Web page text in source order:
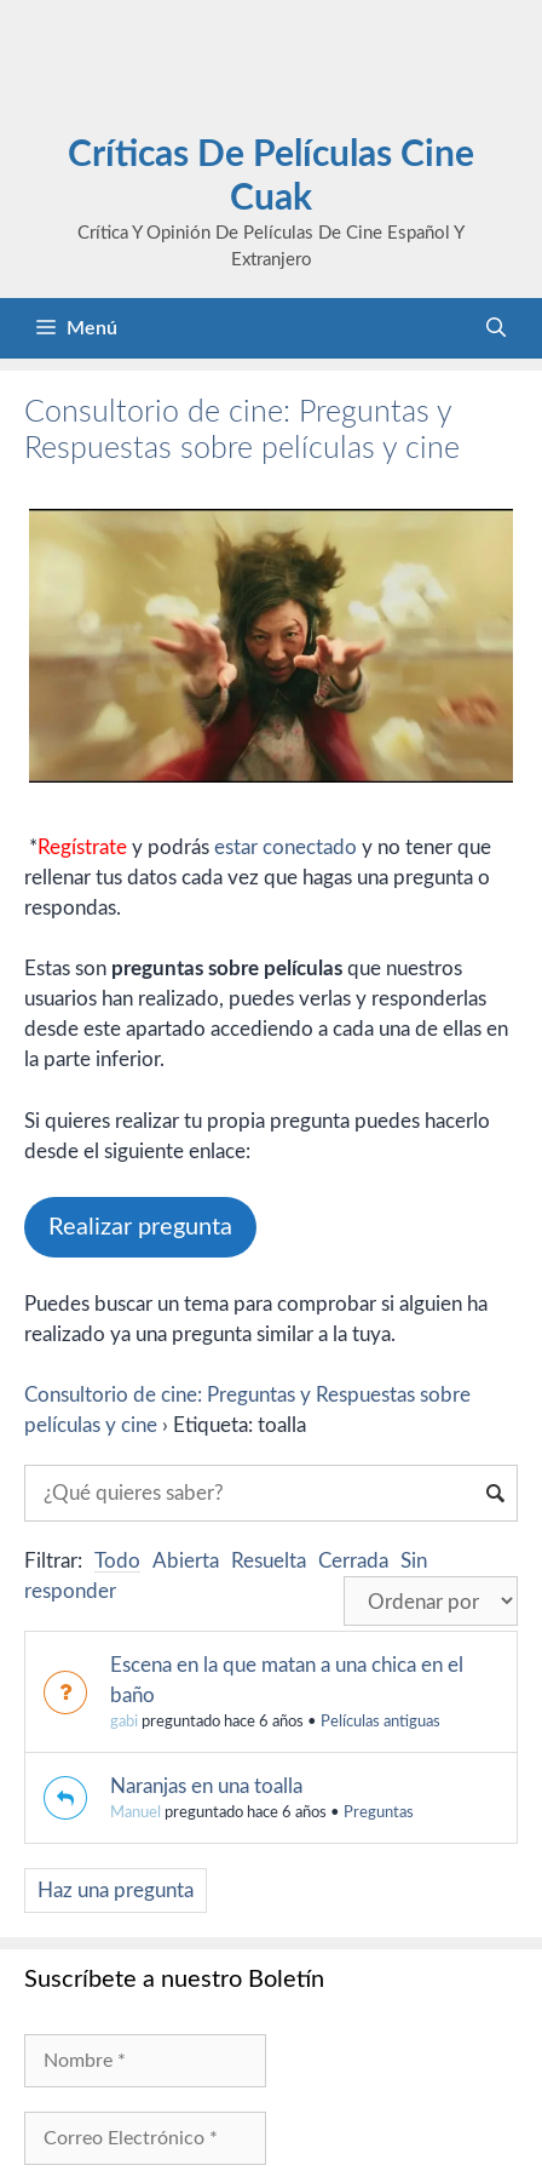
Críticas De Películas Cine
Cuak
Crítica Y Opinión De Películas De Cine Español Y
Extranjero
Menú
Consultorio de cine: Preguntas y
Respuestas sobre películas y cine
* Regístrate y podrás estar conectado y no tener que
rellenar tus datos cada vez que hagas una pregunta o
respondas.
Estas son preguntas sobre películas que nuestros
usuarios han realizado, puedes verlas y responderlas
desde este apartado accediendo a cada una de ellas en
la parte inferior.
Si quieres realizar tu propia pregunta puedes hacerlo
desde el siguiente enlace:
Realizar pregunta
Puedes buscar un tema para comprobar si alguien ha
realizado ya una pregunta similar a la tuya.
Consultorio de cine: Preguntas y Respuestas sobre
películas y cine › Etiqueta: toalla
Filtrar: Todo Abierta Resuelta Cerrada Sin
responder
Escena en la que matan a una chica en el
baño
gabi preguntado hace 6 años • Películas antiguas
Naranjas en una toalla
Manuel preguntado hace 6 años • Preguntas
Haz una pregunta
Suscríbete a nuestro Boletín